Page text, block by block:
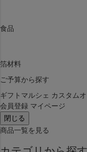
食品
箔材料
ご予算から探す
ギフトマルシェ カスタム
会員登録 マイページ
閉じる
商品一覧を見る
価格
商品タグ
セール
限定
再入荷